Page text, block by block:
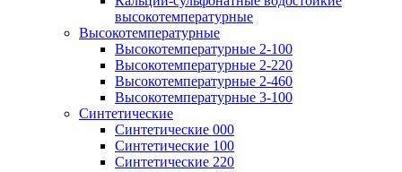
высокотемпературные
Высокотемпературные
Высокотемпературные 2-100
Высокотемпературные 2-220
Высокотемпературные 2-460
Высокотемпературные 3-100
Синтетические
Синтетические 000
Синтетические 100
Синтетические 220